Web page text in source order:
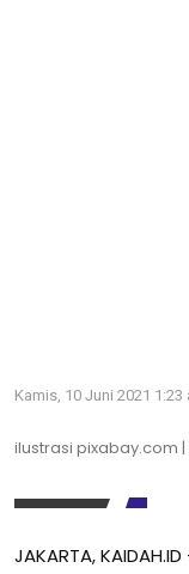
Kamis, 10 Juni 2021 1:23
ilustrasi pixabay.com
JAKARTA, KAIDAH.ID